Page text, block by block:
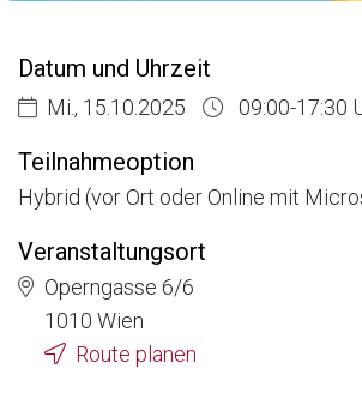
Aktuelle Veranstaltungen
Pharmakovigilanz Zertifikatslehrgang – Arzneimittelsicherheit von A bis Z, Modul 3
Datum und Uhrzeit
Mi., 15.10.2025 09:00-17:30
Teilnahmeoption
Hybrid (vor Ort oder Online mit
Veranstaltungsort
Operngasse 6/6
1010 Wien
Route planen